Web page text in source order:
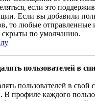
если это
Если вы добавили
то любые отправленные
скрыты по умолчанию.
пользователей в
пользователей в свой
В профиле каждого